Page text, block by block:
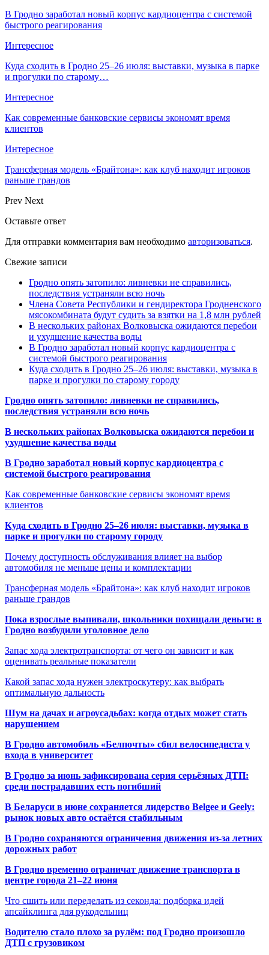
В Гродно заработал новый корпус кардиоцентра с системой
быстрого реагирования
Интересное
Куда сходить в Гродно 25–26 июля: выставки, музыка в парке
и прогулки по старому…
Интересное
Как современные банковские сервисы экономят время
клиентов
Интересное
Трансферная модель «Брайтона»: как клуб находит игроков
раньше грандов
Prev Next
Оставьте ответ
Для отправки комментария вам необходимо авторизоваться.
Свежие записи
Гродно опять затопило: ливневки не справились,
последствия устраняли всю ночь
Члена Совета Республики и гендиректора Гродненского
мясокомбината будут судить за взятки на 1,8 млн рублей
В нескольких районах Волковыска ожидаются перебои
и ухудшение качества воды
В Гродно заработал новый корпус кардиоцентра с
системой быстрого реагирования
Куда сходить в Гродно 25–26 июля: выставки, музыка в
парке и прогулки по старому городу
Гродно опять затопило: ливневки не справились,
последствия устраняли всю ночь
В нескольких районах Волковыска ожидаются перебои и
ухудшение качества воды
В Гродно заработал новый корпус кардиоцентра с
системой быстрого реагирования
Как современные банковские сервисы экономят время
клиентов
Куда сходить в Гродно 25–26 июля: выставки, музыка в
парке и прогулки по старому городу
Почему доступность обслуживания влияет на выбор
автомобиля не меньше цены и комплектации
Трансферная модель «Брайтона»: как клуб находит игроков
раньше грандов
Пока взрослые выпивали, школьники похищали деньги: в
Гродно возбудили уголовное дело
Запас хода электротранспорта: от чего он зависит и как
оценивать реальные показатели
Какой запас хода нужен электроскутеру: как выбрать
оптимальную дальность
Шум на дачах и агроусадьбах: когда отдых может стать
нарушением
В Гродно автомобиль «Белпочты» сбил велосипедиста у
входа в университет
В Гродно за июнь зафиксирована серия серьёзных ДТП:
среди пострадавших есть погибший
В Беларуси в июне сохраняется лидерство Belgee и Geely:
рынок новых авто остаётся стабильным
В Гродно сохраняются ограничения движения из-за летних
дорожных работ
В Гродно временно ограничат движение транспорта в
центре города 21–22 июня
Что сшить или переделать из секонда: подборка идей
апсайклинга для рукодельниц
Водителю стало плохо за рулём: под Гродно произошло
ДТП с грузовиком